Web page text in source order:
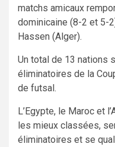
matchs amicaux
dominicaine (8-2 et 5-
Hassen (Alger).
Un total de 13 nations
éliminatoires de la
de futsal.
L’Egypte, le Maroc et
les mieux classées,
éliminatoires et se